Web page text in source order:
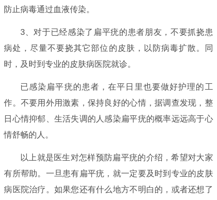
防止病毒通过血液传染。
3、对于已经感染了扁平疣的患者朋友，不要抓挠患
病处，尽量不要挠其它部位的皮肤，以防病毒扩散。同
时，及时到专业的皮肤病医院就诊。
已感染扁平疣的患者，在平日里也要做好护理的工
作。不要用外用激素，保持良好的心情，据调查发现，整
日心情抑郁、生活失调的人感染扁平疣的概率远远高于心
情舒畅的人。
以上就是医生对怎样预防扁平疣的介绍，希望对大家
有所帮助。一旦患有扁平疣，就一定要及时到专业的皮肤
病医院治疗。如果您还有什么地方不明白的，或者还想了